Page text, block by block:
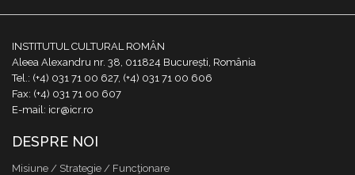
INSTITUTUL CULTURAL ROMÂN
Aleea Alexandru nr. 38, 011824 București, România
Tel.: (+4) 031 71 00 627, (+4) 031 71 00 606
Fax: (+4) 031 71 00 607
E-mail: icr@icr.ro
DESPRE NOI
Misiune / Strategie / Funcţionare